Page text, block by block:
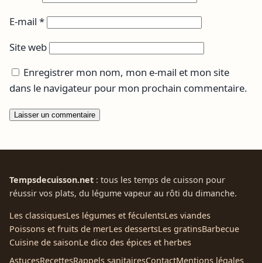
E-mail *
Site web
Enregistrer mon nom, mon e-mail et mon site
dans le navigateur pour mon prochain commentaire.
Tempsdecuisson.net : tous les temps de cuisson pour
réussir vos plats, du légume vapeur au rôti du dimanche.
Les classiquesLes légumes et féculentsLes viandes
Poissons et fruits de merLes dessertsLes gratinsBarbecue
Cuisine de saisonLe dico des épices et herbes
AstucesRecettesRappels sanitairesContactMentions légales